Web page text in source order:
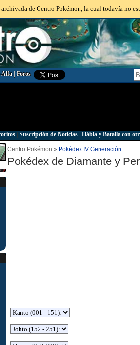
archivada de Centro Pokémon, la cual todavía no
Alfa|Foros
| Suscripción de Noticias| Hábla y Batalla con
Centro Pokémon » Pokédex IV Generación
Pokédex de Diamante y